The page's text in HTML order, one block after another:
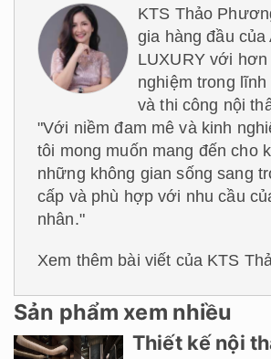
KTS Thảo
gia hàng đầu của
LUXURY với
nghiệm trong
và thi công nội
"Với niềm đam mê và kinh
tôi mong muốn mang đến cho
những không gian sống sang
cấp và phù hợp với nhu cầu
nhân."
Xem thêm bài viết của KTS
Sản phẩm xem nhiều
Thiết kế nội